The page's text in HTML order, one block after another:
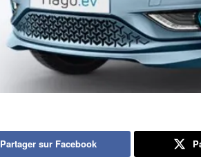
Partager sur Facebook